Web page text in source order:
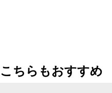
こちらもおすすめ